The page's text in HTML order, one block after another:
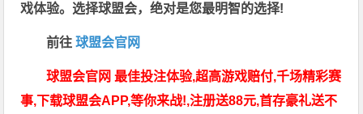
戏体验。选择球盟会，绝对是您最明智的选择!
前往 球盟会官网
球盟会官网 最佳投注体验,超高游戏赔付,千场精彩赛
事,下载球盟会APP,等你来战!,注册送88元,首存豪礼送不